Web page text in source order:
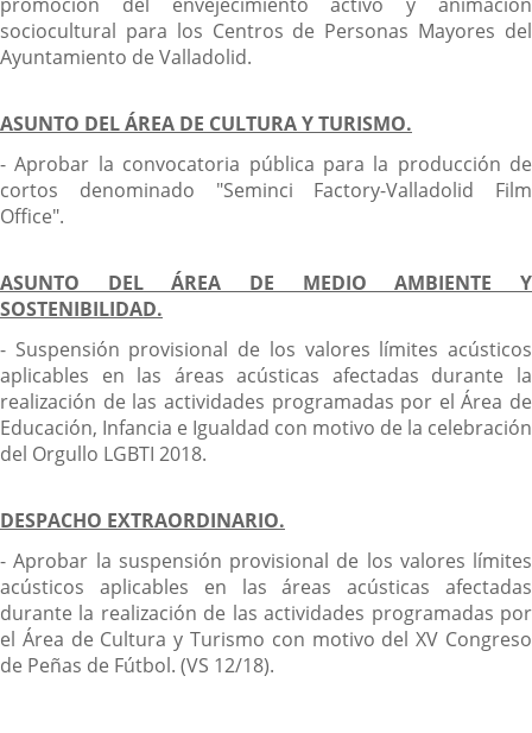
sociocultural para los Centros de Personas Mayores del
Ayuntamiento de Valladolid.
ASUNTO DEL ÁREA DE CULTURA Y TURISMO.
- Aprobar la convocatoria pública para la producción de
cortos denominado "Seminci Factory-Valladolid Film
Office".
ASUNTO DEL ÁREA DE MEDIO AMBIENTE Y
SOSTENIBILIDAD.
- Suspensión provisional de los valores límites acústicos
aplicables en las áreas acústicas afectadas durante la
realización de las actividades programadas por el Área de
Educación, Infancia e Igualdad con motivo de la celebración
del Orgullo LGBTI 2018.
DESPACHO EXTRAORDINARIO.
- Aprobar la suspensión provisional de los valores límites
acústicos aplicables en las áreas acústicas afectadas
durante la realización de las actividades programadas por
el Área de Cultura y Turismo con motivo del XV Congreso
de Peñas de Fútbol. (VS 12/18).